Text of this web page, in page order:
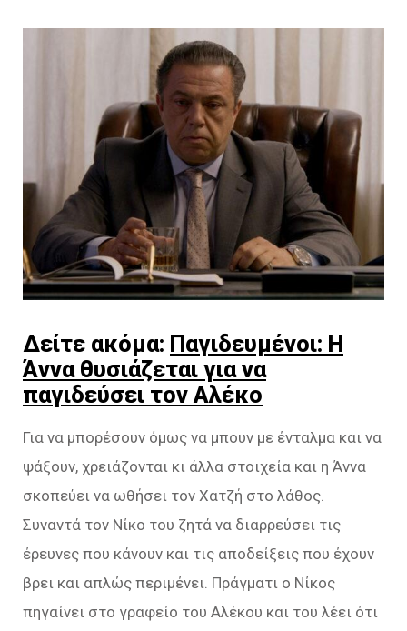
Δείτε ακόμα: Παγιδευμένοι: H
Άννα θυσιάζεται για να
παγιδεύσει τον Αλέκο
Για να μπορέσουν όμως να μπουν με ένταλμα και να
ψάξουν, χρειάζονται κι άλλα στοιχεία και η Άννα
σκοπεύει να ωθήσει τον Χατζή στο λάθος.
Συναντά τον Νίκο του ζητά να διαρρεύσει τις
έρευνες που κάνουν και τις αποδείξεις που έχουν
βρει και απλώς περιμένει. Πράγματι ο Νίκος
πηγαίνει στο γραφείο του Αλέκου και του λέει ότι